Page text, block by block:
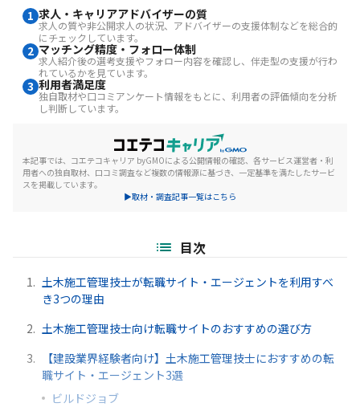
1 求人・キャリアアドバイザーの質
求人の質や非公開求人の状況、アドバイザーの支援体制などを総合的
にチェックしています。
2 マッチング精度・フォロー体制
求人紹介後の選考支援やフォロー内容を確認し、伴走型の支援が行わ
れているかを見ています。
3 利用者満足度
独自取材や口コミアンケート情報をもとに、利用者の評価傾向を分析
し判断しています。
本記事では、コエテコキャリア byGMOによる公開情報の確認、各サービス運営者・利
用者への独自取材、口コミ調査など複数の情報源に基づき、一定基準を満たしたサービ
スを掲載しています。
▶取材・調査記事一覧はこちら
目次
1. 土木施工管理技士が転職サイト・エージェントを利用すべ
き3つの理由
2. 土木施工管理技士向け転職サイトのおすすめの選び方
3.
【建設業界経験者向け】土木施工管理技士におすすめの転
職サイト・エージェント3選
ビルドジョブ